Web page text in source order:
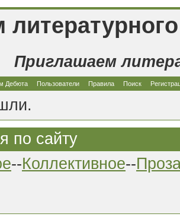
Приглашаем
Дебюта Пользователи Правила Поиск
по сайту
--Коллективное--